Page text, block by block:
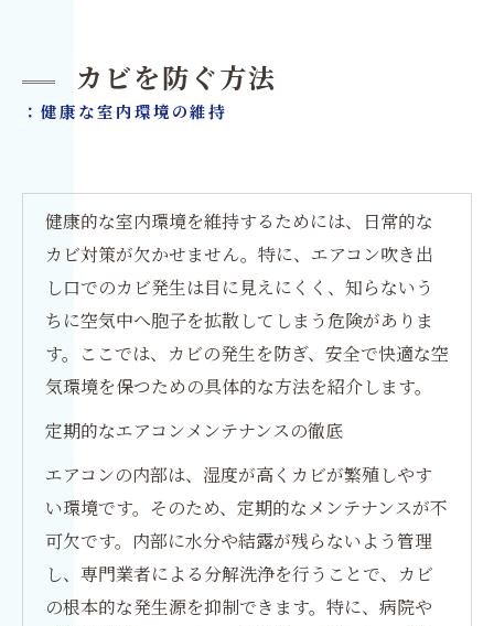
カビを防ぐ方法
：健康な室内環境の維持
健康的な室内環境を維持するためには、日常的な
カビ対策が欠かせません。特に、エアコン吹き出
し口でのカビ発生は目に見えにくく、知らないう
ちに空気中へ胞子を拡散してしまう危険がありま
す。ここでは、カビの発生を防ぎ、安全で快適な空
気環境を保つための具体的な方法を紹介します。
定期的なエアコンメンテナンスの徹底
エアコンの内部は、湿度が高くカビが繁殖しやす
い環境です。そのため、定期的なメンテナンスが不
可欠です。内部に水分や結露が残らないよう管理
し、専門業者による分解洗浄を行うことで、カビ
の根本的な発生源を抑制できます。特に、病院や